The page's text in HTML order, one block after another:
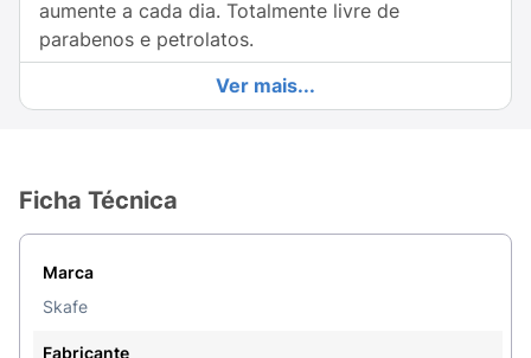
aumente a cada dia. Totalmente livre de
parabenos e petrolatos.
Keraform Eu Amos Meus Cachos! É vida para seus
cachos!
Modo de usar:Aplique nos cabelos úmidos ou
secos, espalhando uniformemente por toda a
extensão dos fios. Não enxágue e penteie como
de costume.
Ver mais...
Ficha Técnica
Marca
Skafe
Fabricante